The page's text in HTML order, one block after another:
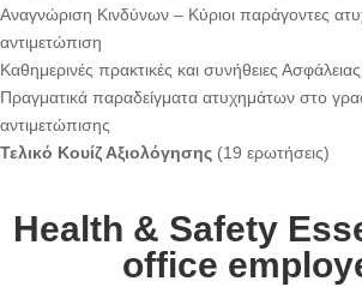
Αναγνώριση Κινδύνων – Κύριοι παράγοντες
αντιμετώπιση
Καθημερινές πρακτικές και συνήθειες
Πραγματικά παραδείγματα ατυχημάτων στο
αντιμετώπισης
Τελικό Κουίζ Αξιολόγησης (19 ερωτήσεις)
Health & Safety
office